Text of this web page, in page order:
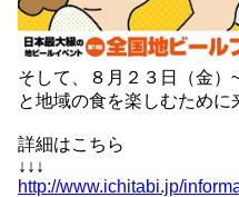
そして、８月２３日（金
と地域の食を楽しむために
詳細はこちら
↓↓↓
http://www.ichitabi.jp/